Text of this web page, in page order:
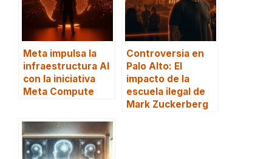
Meta impulsa la
infraestructura AI
con la iniciativa
Meta Compute
Controversia en
Palo Alto: El
impacto de la
escuela ilegal de
Mark Zuckerberg